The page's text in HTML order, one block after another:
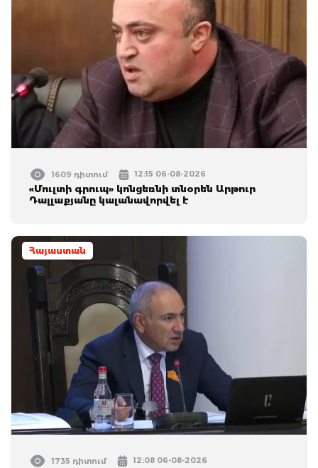
1609 դիտում 12:15 06-08-2026
«Մուլտի գրուպ» կոնցեռնի տնօրեն Արթուր
Դալլաքյանը կալանավորվել է
Հայաստան
1735 դիտում 12:08 06-08-2026